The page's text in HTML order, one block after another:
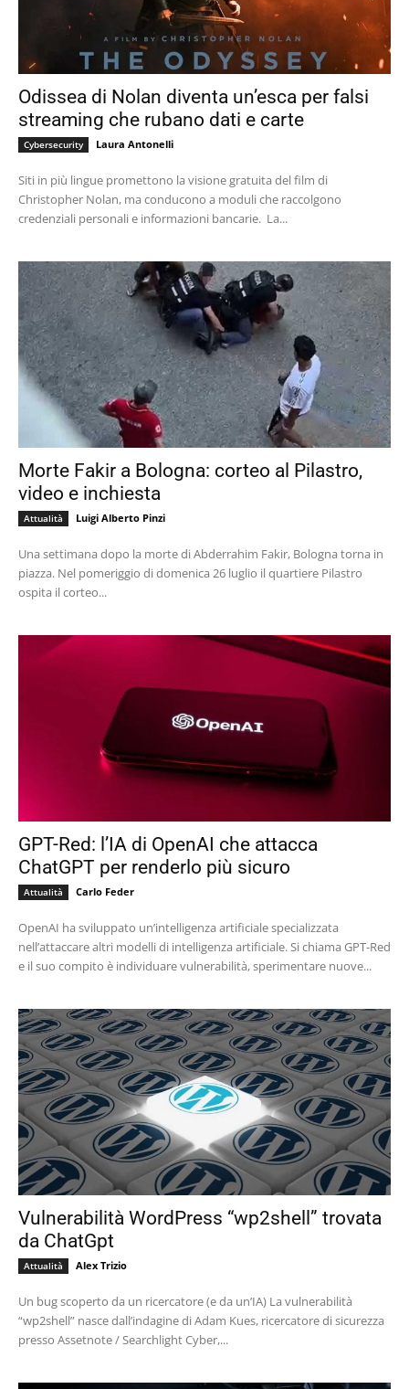
Odissea di Nolan diventa un’esca per falsi
streaming che rubano dati e carte
Cybersecurity Laura Antonelli
Siti in più lingue promettono la visione gratuita del film di
Christopher Nolan, ma conducono a moduli che raccolgono
credenziali personali e informazioni bancarie. La...
Morte Fakir a Bologna: corteo al Pilastro,
video e inchiesta
Attualità Luigi Alberto Pinzi
Una settimana dopo la morte di Abderrahim Fakir, Bologna torna in
piazza. Nel pomeriggio di domenica 26 luglio il quartiere Pilastro
ospita il corteo...
GPT-Red: l’IA di OpenAI che attacca
ChatGPT per renderlo più sicuro
Attualità Carlo Feder
OpenAI ha sviluppato un’intelligenza artificiale specializzata
nell’attaccare altri modelli di intelligenza artificiale. Si chiama GPT-Red
e il suo compito è individuare vulnerabilità, sperimentare nuove...
Vulnerabilità WordPress “wp2shell” trovata
da ChatGpt
Attualità Alex Trizio
Un bug scoperto da un ricercatore (e da un’IA) La vulnerabilità
“wp2shell” nasce dall’indagine di Adam Kues, ricercatore di sicurezza
presso Assetnote / Searchlight Cyber,...